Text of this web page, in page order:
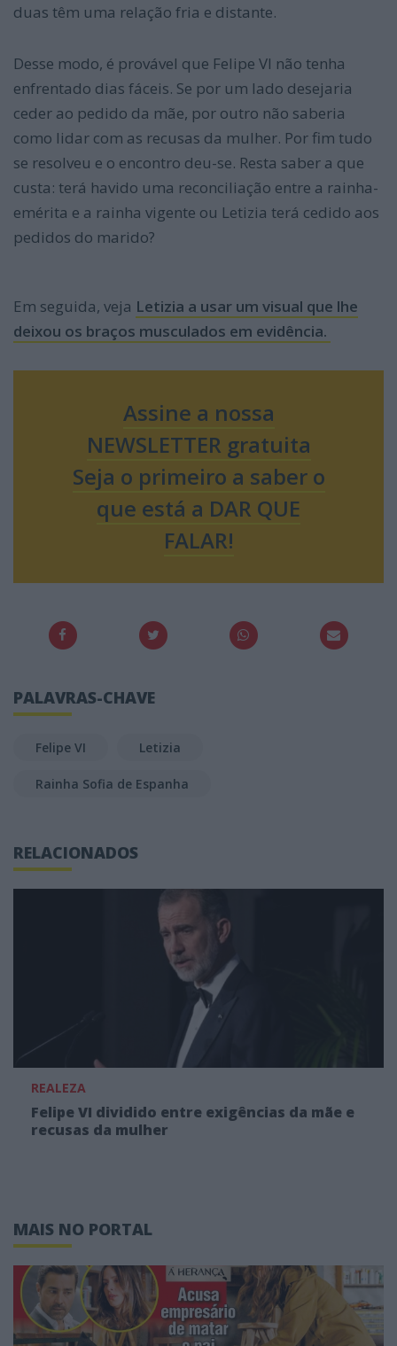
duas têm uma relação fria e distante.
Desse modo, é provável que Felipe VI não tenha
enfrentado dias fáceis. Se por um lado desejaria
ceder ao pedido da mãe, por outro não saberia
como lidar com as recusas da mulher. Por fim tudo
se resolveu e o encontro deu-se. Resta saber a que
custa: terá havido uma reconciliação entre a rainha-
emérita e a rainha vigente ou Letizia terá cedido aos
pedidos do marido?
Em seguida, veja Letizia a usar um visual que lhe
deixou os braços musculados em evidência.
Assine a nossa
NEWSLETTER gratuita
Seja o primeiro a saber o
que está a DAR QUE
FALAR!
PALAVRAS-CHAVE
Felipe VI Letizia
Rainha Sofia de Espanha
RELACIONADOS
REALEZA
Felipe VI dividido entre exigências da mãe e
recusas da mulher
MAIS NO PORTAL